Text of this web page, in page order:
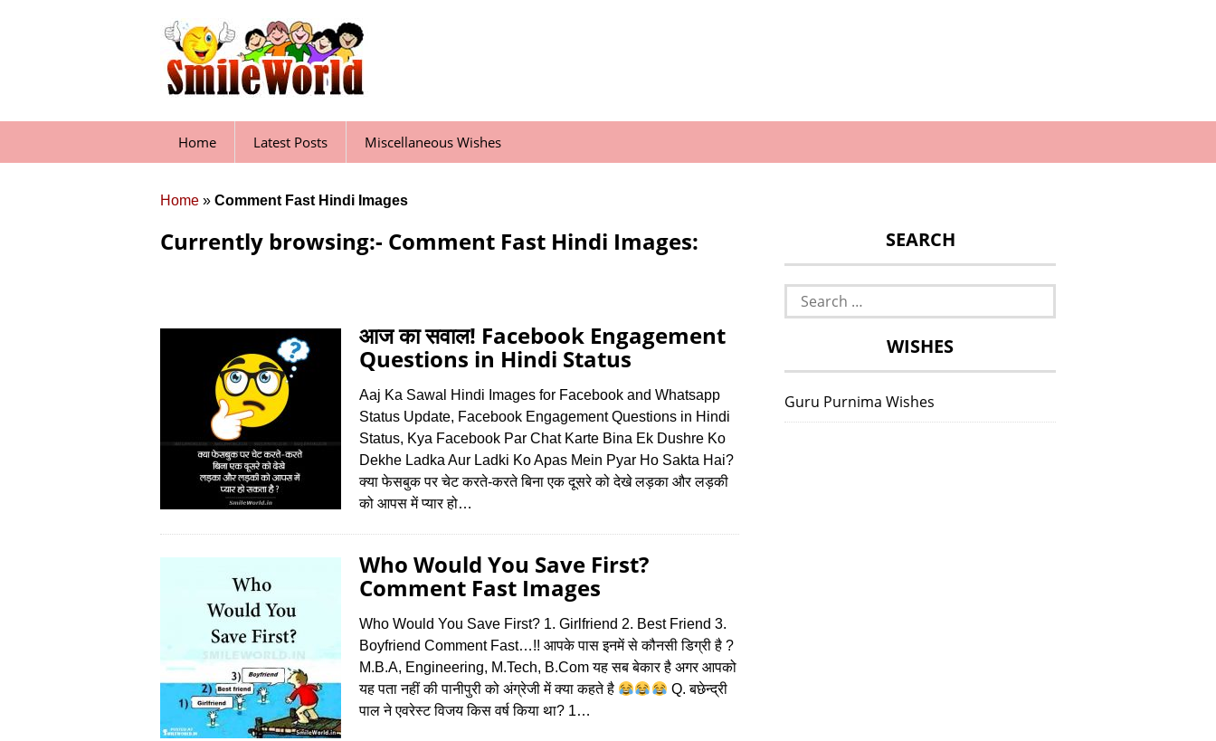
Home Latest Posts Miscellaneous Wishes
Home » Comment Fast Hindi Images
Currently browsing:- Comment Fast Hindi Images:
आज का सवाल! Facebook Engagement
Questions in Hindi Status
Aaj Ka Sawal Hindi Images for Facebook and Whatsapp
Status Update, Facebook Engagement Questions in Hindi
Status, Kya Facebook Par Chat Karte Bina Ek Dushre Ko
Dekhe Ladka Aur Ladki Ko Apas Mein Pyar Ho Sakta Hai?
क्या फेसबुक पर चेट करते-करते बिना एक दूसरे को देखे लड़का और लड़की
को आपस में प्यार हो…
Who Would You Save First?
Comment Fast Images
Who Would You Save First? 1. Girlfriend 2. Best Friend 3.
Boyfriend Comment Fast…!! आपके पास इनमें से कौनसी डिग्री है ?
M.B.A, Engineering, M.Tech, B.Com यह सब बेकार है अगर आपको
यह पता नहीं की पानीपुरी को अंग्रेजी में क्‍या कहते है
Q. बछेन्द्री
पाल ने एवरेस्ट विजय किस वर्ष किया था? 1…
SEARCH
Search
for:
WISHES
Guru Purnima Wishes